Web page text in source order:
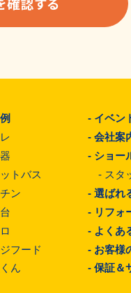
トバス
ン
フード
ん
- イベン
-会社案
- ショー
- スタ
-選ばれ
- リフォ
- よくあ
- お客様
-保証＆